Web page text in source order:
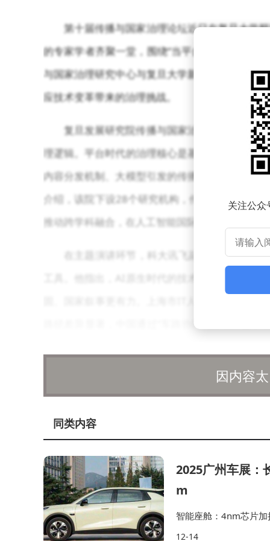
第十届传播与国家治理论坛近日在复旦大学
的专家学者齐聚一堂，围绕“当平台叠加AI：网
与国家治理研究中心与复旦大学新闻学院联合主
应技术变革带来的治理挑战。
复旦发展研究院传播与国家治理研究中心主
理逻辑。平台时代的治理核心是基础设施层面的
内容分发机制、大模型引发的传播形态变革等深
介绍，该院下设28个研究机构，传播与国家治理
推动跨学科融合，在人工智能国际治理等领域贡
在主题演讲环节，科大讯飞副总裁吴骏华
路径差异显著，中国通过“车路协同”模式在无
针对AI引发的法律挑战，复旦大学法学院
作完善法治保障体系，让技术侵害更困难、事
制提升“以人为本”治理理念的国际传播效能。
圆桌论坛环节，专家们深入探讨了数智社会
结构失衡，使真相辨识难度提升，需重新审视新
关注公众
因内容
同类内容
2025广州车展：
m
智能座舱：4nm芯片
核心硬件直接拉满。
12-14